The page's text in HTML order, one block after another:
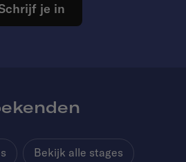
je in
Bekijk alle stages